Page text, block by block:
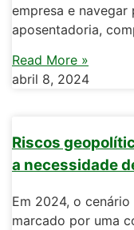
empresa e
aposentadoria,
Read More »
abril 8, 2024
Riscos
a necessidade
Em 2024, o
marcado por uma